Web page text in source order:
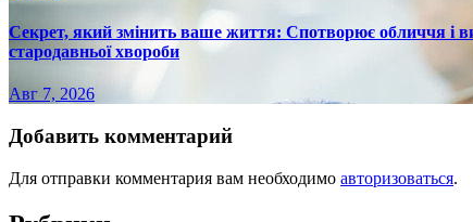
Секрет, який змінить ваше життя: Спотворює обличчя і
стародавньої хвороби
Авг 7, 2026
Добавить комментарий
Для отправки комментария вам необходимо авторизоваться.